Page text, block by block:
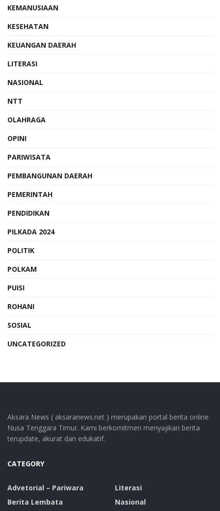
KEMANUSIAAN
KESEHATAN
KEUANGAN DAERAH
LITERASI
NASIONAL
NTT
OLAHRAGA
OPINI
PARIWISATA
PEMBANGUNAN DAERAH
PEMERINTAH
PENDIDIKAN
PILKADA 2024
POLITIK
POLKAM
PUISI
ROHANI
SOSIAL
UNCATEGORIZED
Aksara News ( aksaranews.net ) merupakan portal berita online
Nusa Tenggara Timur. Kami berkomitmen menyajikan berita
terupdate, akurat dan edukatif.
CATEGORY
Advetorial – Pariwara
Berita Lembata
Literasi
Nasional